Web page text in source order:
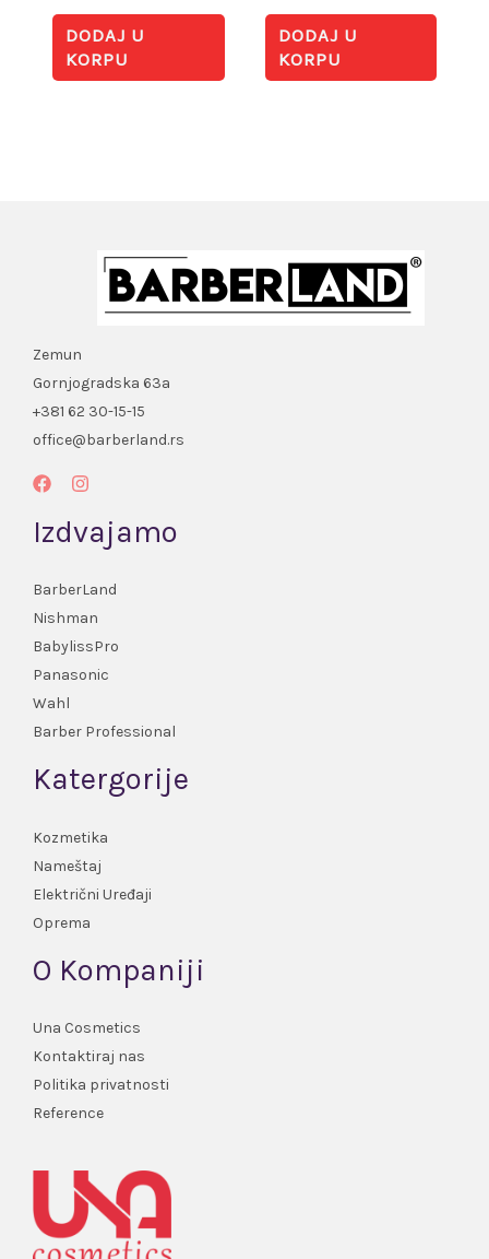
DODAJ U
KORPU
DODAJ U
KORPU
Zemun
Gornjogradska 63a
+381 62 30-15-15
office@barberland.rs
Izdvajamo
BarberLand
Nishman
BabylissPro
Panasonic
Wahl
Barber Professional
Katergorije
Kozmetika
Nameštaj
Električni Uređaji
Oprema
O Kompaniji
Una Cosmetics
Kontaktiraj nas
Politika privatnosti
Reference